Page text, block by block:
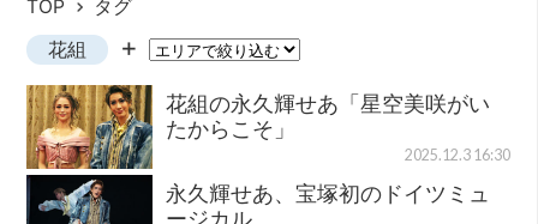
TOP
タグ
花組
花組の永久輝せあ「星空美咲がい
たからこそ」
2025.12.3 16:30
永久輝せあ、宝塚初のドイツミュ
ージカル